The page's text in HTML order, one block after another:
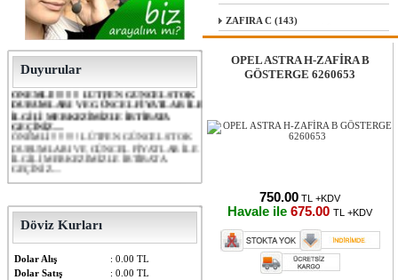
Duyurular
ÖNEMLİ!!!!!!!! LÜTFEN GÜNCEL STOK
İLGİLİ MERKEZİMİZLE İRTİBATA
GEÇİNİZ....
ÖNEMLİ!!!!!!!! LÜTFEN GÜNCEL STOK
DURUMLARI VE GÜNCEL FİYATLAR İLE
İLGİLİ MERKEZİMİZLE İRTİBATA
GEÇİNİZ....
Döviz Kurları
Dolar Alış
: 0.00 TL
Dolar Satış
: 0.00 TL
ZAFIRA C (143)
OPEL ASTRA H-ZAFİRA B
GÖSTERGE 6260653
750.00 TL +KDV
Havale ile 675.00 TL +KDV